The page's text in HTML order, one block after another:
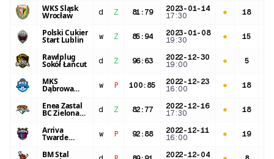
Bydgoszcz
WKS Śląsk
Wrocław d Z 81 : 79
2023-01-14
17:30
18
Polski Cukier
Start Lublin w Z 85 : 94
2023-01-08
19:30
15
Rawlplug
Sokół Łańcut d Z 96: 63
2022-12-30
19:00
5
MKS
Dąbrowa
Górnicza
w P 100 : 85
2022-12-23
16:00
18
Enea Zastal
BC Zielona d Z 82 : 77
2022-12-16
17:30
18
Arriva
Twarde
Toruń
w P 92 : 88
2022-12-11
16:00
19
BM Stal
2022-12-04